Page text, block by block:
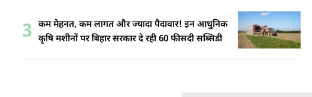
3 कम मेहनत, कम लागत और ज्यादा पैदावार! इन आधुनिक
कृषि मशीनों पर बिहार सरकार दे रही 60 फीसदी सब्सिडी